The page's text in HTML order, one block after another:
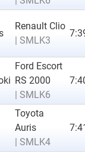
Renault Clio
| SMLK3
Ford Escort
RS 2000
| SMLK6
Toyota
Auris
| SMLK4